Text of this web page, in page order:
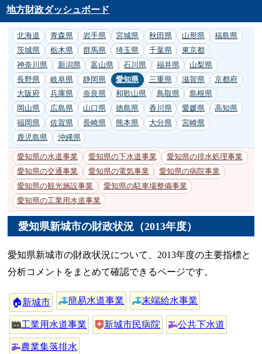
地方財政ダッシュボード
北海道 青森県 岩手県 宮城県 秋田県 山形県
福島県
茨城県
栃木県 群馬県 埼玉県 千葉県
東京都
神奈川県
新潟県 富山県 石川県 福井県
山梨県
長野県
岐阜県 静岡県 愛知県 三重県 滋賀県
京都府
大阪府
兵庫県 奈良県 和歌山県 鳥取県
島根県
岡山県
広島県 山口県 徳島県 香川県 愛媛県
高知県
福岡県
佐賀県 長崎県 熊本県 大分県
宮崎県
鹿児島県
沖縄県
愛知県の水道事業 愛知県の下水道事業
愛知県の排水処理事業
愛知県の交通事業
愛知県の電気事業
愛知県の病院事業
愛知県の観光施設事業
愛知県の駐車場整備事業
愛知県の工業用水道事業
愛知県新城市の財政状況（2013年度）
愛知県新城市の財政状況について、2013年度の主要指標と
分析コメントをまとめて確認できるページです。
🏠新城市 簡易水道事業 末端給水事業
工業用水道事業 新城市民病院 公共下水道
農業集落排水